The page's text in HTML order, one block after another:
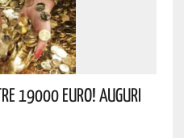
19000 Euro! Auguri